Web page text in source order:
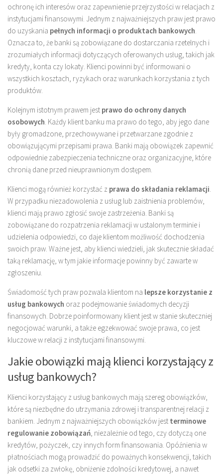
ochronę ich interesów oraz zapewnienie przejrzystości w relacjach z
instytucjami finansowymi. Jednym z najważniejszych praw jest prawo
do uzyskania pełnych informacji o produktach bankowych.
Oznacza to, że banki są zobowiązane do dostarczania rzetelnych i
zrozumiałych informacji dotyczących oferowanych usług, takich jak
kredyty, konta czy lokaty. Klienci powinni być informowani o
wszystkich kosztach, ryzykach oraz warunkach korzystania z tych
produktów.
Kolejnym istotnym prawem jest prawo do ochrony danych
osobowych. Każdy klient banku ma prawo do tego, aby jego dane
były gromadzone, przechowywane i przetwarzane zgodnie z
obowiązującymi przepisami prawa. Banki mają obowiązek zapewnić
odpowiednie zabezpieczenia techniczne oraz organizacyjne, które
chronią dane przed nieuprawnionym dostępem.
Klienci mogą również korzystać z prawa do składania reklamacji.
W przypadku niezadowolenia z usług lub zaistnienia problemów,
klienci mają prawo zgłosić swoje zastrzeżenia. Banki są
zobowiązane do rozpatrzenia reklamacji w ustalonym terminie i
udzielenia odpowiedzi, co daje klientom możliwość dochodzenia
swoich praw. Ważne jest, aby klienci wiedzieli, jak skutecznie składać
taką reklamację, w tym jakie informacje powinny być zawarte w
zgłoszeniu.
Świadomość tych praw pozwala klientom na lepsze korzystanie z
usług bankowych oraz podejmowanie świadomych decyzji
finansowych. Dobrze poinformowany klient jest w stanie skuteczniej
negocjować warunki, a także egzekwować swoje prawa, co jest
kluczowe w relacji z instytucjami finansowymi.
Jakie obowiązki mają klienci korzystający z
usług bankowych?
Klienci korzystający z usług bankowych mają szereg obowiązków,
które są niezbędne do utrzymania zdrowej i transparentnej relacji z
bankiem. Jednym z najważniejszych obowiązków jest terminowe
regulowanie zobowiązań, niezależnie od tego, czy dotyczą one
kredytów, pożyczek, czy innych form finansowania. Opóźnienia w
płatnościach mogą prowadzić do poważnych konsekwencji, takich
jak odsetki za zwłokę, obniżenie zdolności kredytowej, a nawet